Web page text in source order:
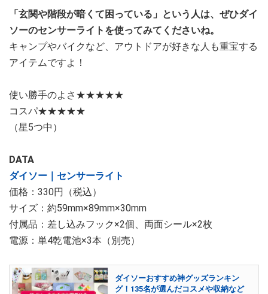
「玄関や階段が暗くて困っている」という人は、ぜひダイ
ソーのセンサーライトを使ってみてくださいね。
キャンプやバイクなど、アウトドアが好きな人も重宝する
アイテムですよ！
使い勝手のよさ★★★★★
コスパ★★★★★
（星5つ中）
DATA
ダイソー｜センサーライト
価格：330円（税込）
サイズ：約59mm×89mm×30mm
付属品：差し込みフック×2個、両面シール×2枚
電源：単4乾電池×3本（別売）
ダイソーおすすめ神グッズランキン
グ！135名が選んだコスメや収納など